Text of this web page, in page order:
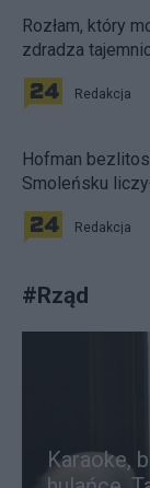
Rozłam, który
zdradza
Redakcja
Hofman
Smoleńsku
Redakcja
#Rząd
Karaoke,